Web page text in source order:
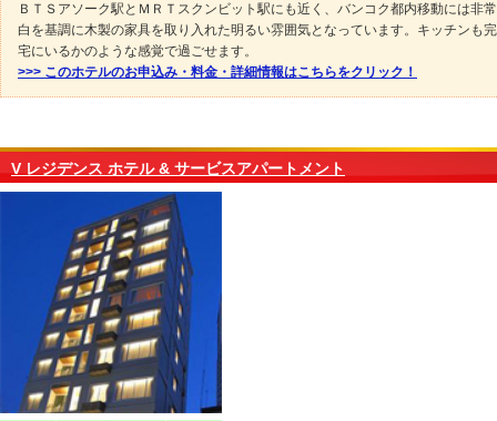
ＢＴＳアソーク駅とＭＲＴスクンビット駅にも近く、バンコク都内移動には非
白を基調に木製の家具を取り入れた明るい雰囲気となっています。キッチンも
宅にいるかのような感覚で過ごせます。
>>> このホテルのお申込み・料金・詳細情報はこちらをクリック！
V レジデンス ホテル & サービスアパートメント